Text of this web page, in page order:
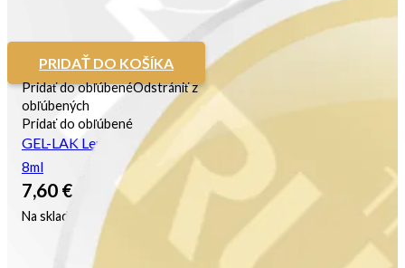
PRIDAŤ DO KOŠÍKA
Pridať do obľúbenéOdstrániť z
obľúbených
Pridať do obľúbené
GEL-LAK Lemon Macaron
8ml
7,60 €
Na sklade